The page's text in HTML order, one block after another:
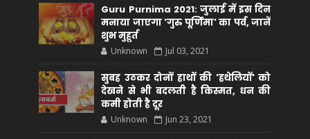
Guru Purnima 2021: जुलाई में इस दिन
मनाया जाएगा 'गुरु पूर्णिमा' का पर्व, जानें
शुभ मुहूर्त
Unknown Jul 03, 2021
सुबह उठकर दोनों हाथों की 'हथेलियों' को
देखने से भी बदलती है किस्मत, धन की
कमी होती है दूर
Unknown Jun 23, 2021